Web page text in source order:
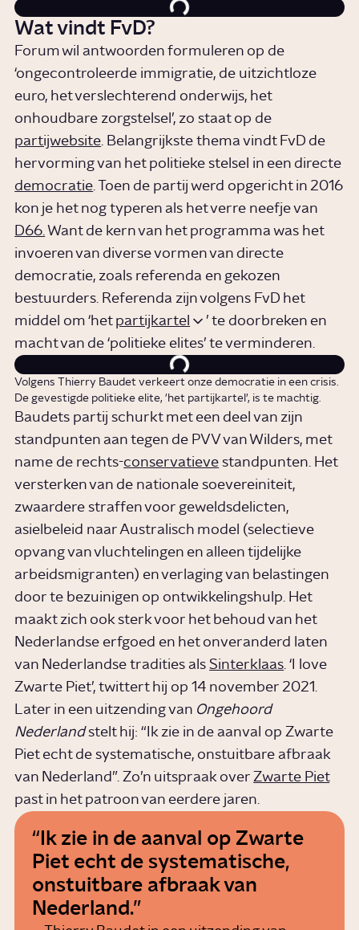
Wat vindt FvD?
Forum wil antwoorden formuleren op de
‘ongecontroleerde immigratie, de uitzichtloze
euro, het verslechterend onderwijs, het
onhoudbare zorgstelsel’, zo staat op de
partijwebsite. Belangrijkste thema vindt FvD de
hervorming van het politieke stelsel in een directe
democratie. Toen de partij werd opgericht in 2016
kon je het nog typeren als het verre neefje van
D66. Want de kern van het programma was het
invoeren van diverse vormen van directe
democratie, zoals referenda en gekozen
bestuurders. Referenda zijn volgens FvD het
middel om ‘het partijkartel
’ te doorbreken en
macht van de ‘politieke elites’ te verminderen.
Volgens Thierry Baudet verkeert onze democratie in een crisis.
De gevestigde politieke elite, 'het partijkartel', is te machtig.
Baudets partij schurkt met een deel van zijn
standpunten aan tegen de PVV van Wilders, met
name de rechts-conservatieve standpunten. Het
versterken van de nationale soevereiniteit,
zwaardere straffen voor geweldsdelicten,
asielbeleid naar Australisch model (selectieve
opvang van vluchtelingen en alleen tijdelijke
arbeidsmigranten) en verlaging van belastingen
door te bezuinigen op ontwikkelingshulp. Het
maakt zich ook sterk voor het behoud van het
Nederlandse erfgoed en het onveranderd laten
van Nederlandse tradities alsSinterklaas. ‘I love
Zwarte Piet’, twittert hij op 14 november 2021.
Later in een uitzending van Ongehoord
Nederlandstelt hij: “Ik zie in de aanval op Zwarte
Piet echt de systematische, onstuitbare afbraak
van Nederland”. Zo’n uitspraak overZwarte Piet
past in het patroon van eerdere jaren.
Ik zie in de aanval op Zwarte
Piet echt de systematische,
onstuitbare afbraak van
Nederland.